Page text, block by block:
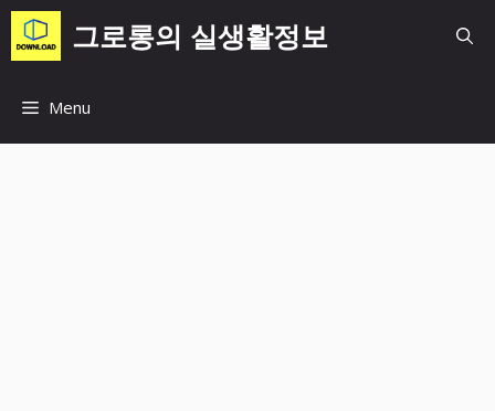
컨
텐
츠
너
그로롱의 실생활정보
Menu